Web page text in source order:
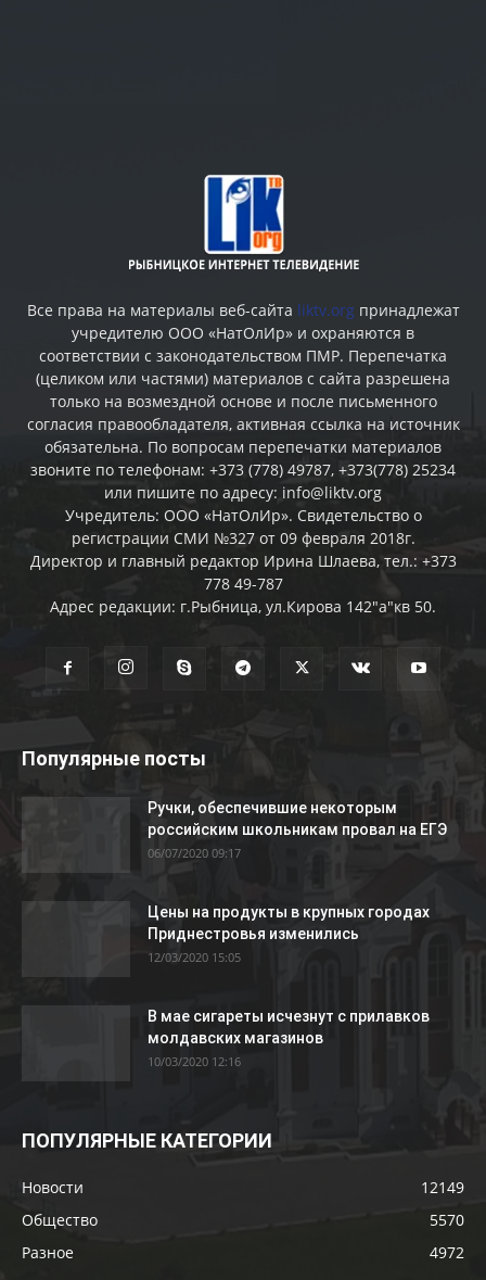
Все права на материалы веб-сайта liktv.org принадлежат
учредителю ООО «НатОлИр» и охраняются в
соответствии с законодательством ПМР. Перепечатка
(целиком или частями) материалов c сайта разрешена
только на возмездной основе и после письменного
согласия правообладателя, активная ссылка на источник
обязательна. По вопросам перепечатки материалов
звоните по телефонам: +373 (778) 49787, +373(778) 25234
или пишите по адресу: info@liktv.org
Учредитель: ООО «НатОлИр». Свидетельство о
регистрации СМИ №327 от 09 февраля 2018г.
Директор и главный редактор Ирина Шлаева, тел.: +373
778 49-787
Адрес редакции: г.Рыбница, ул.Кирова 142"а"кв 50.
Популярные посты
Ручки, обеспечившие некоторым
российским школьникам провал на ЕГЭ
06/07/2020 09:17
Цены на продукты в крупных городах
Приднестровья изменились
12/03/2020 15:05
В мае сигареты исчезнут с прилавков
молдавских магазинов
10/03/2020 12:16
ПОПУЛЯРНЫЕ КАТЕГОРИИ
Новости
12149
Общество
5570
Разное
4972